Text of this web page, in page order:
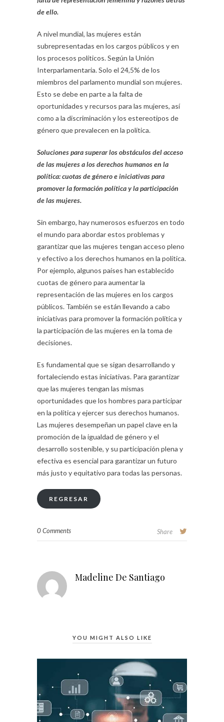
de ello.
A nivel mundial, las mujeres están
subrepresentadas en los cargos públicos y en
los procesos políticos. Según la Unión
Interparlamentaria. Solo el 24,5% de los
miembros del parlamento mundial son mujeres.
Esto se debe en parte a la falta de
oportunidades y recursos para las mujeres, así
como a la discriminación y los estereotipos de
género que prevalecen en la política.
Soluciones para superar los obstáculos del acceso
de las mujeres a los derechos humanos en la
política: cuotas de género e iniciativas para
promover la formación política y la participación
de las mujeres.
Sin embargo, hay numerosos esfuerzos en todo
el mundo para abordar estos problemas y
garantizar que las mujeres tengan acceso pleno
y efectivo a los derechos humanos en la política.
Por ejemplo, algunos países han establecido
cuotas de género para aumentar la
representación de las mujeres en los cargos
públicos. También se están llevando a cabo
iniciativas para promover la formación política y
la participación de las mujeres en la toma de
decisiones.
Es fundamental que se sigan desarrollando y
fortaleciendo estas iniciativas. Para garantizar
que las mujeres tengan las mismas
oportunidades que los hombres para participar
en la política y ejercer sus derechos humanos.
Las mujeres desempeñan un papel clave en la
promoción de la igualdad de género y el
desarrollo sostenible, y su participación plena y
efectiva es esencial para garantizar un futuro
más justo y equitativo para todas las personas.
REGRESAR
0 Comments Share
Madeline De Santiago
YOU MIGHT ALSO LIKE